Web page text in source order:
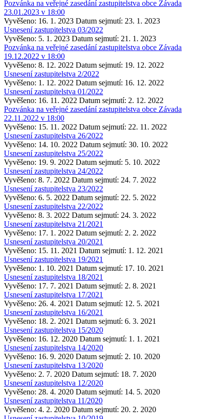
Pozvánka na veřejné zasedání zastupitelstva obce Závada
23.01.2023 v 18:00
Vyvěšeno: 16. 1. 2023 Datum sejmutí: 23. 1. 2023
Usnesení zastupitelstva 03/2022
Vyvěšeno: 5. 1. 2023 Datum sejmutí: 21. 1. 2023
Pozvánka na veřejné zasedání zastupitelstva obce Závada
19.12.2022 v 18:00
Vyvěšeno: 8. 12. 2022 Datum sejmutí: 19. 12. 2022
Usnesení zastupitelstva 2/2022
Vyvěšeno: 1. 12. 2022 Datum sejmutí: 16. 12. 2022
Usnesení zastupitelstva 01/2022
Vyvěšeno: 16. 11. 2022 Datum sejmutí: 2. 12. 2022
Pozvánka na veřejné zasedání zastupitelstva obce Závada
22.11.2022 v 18:00
Vyvěšeno: 15. 11. 2022 Datum sejmutí: 22. 11. 2022
Usnesení zastupitelstva 26/2022
Vyvěšeno: 14. 10. 2022 Datum sejmutí: 30. 10. 2022
Usnesení zastupitelstva 25/2022
Vyvěšeno: 19. 9. 2022 Datum sejmutí: 5. 10. 2022
Usnesení zastupitelstva 24/2022
Vyvěšeno: 8. 7. 2022 Datum sejmutí: 24. 7. 2022
Usnesení zastupitelstva 23/2022
Vyvěšeno: 6. 5. 2022 Datum sejmutí: 22. 5. 2022
Usnesení zastupitelstva 22/2022
Vyvěšeno: 8. 3. 2022 Datum sejmutí: 24. 3. 2022
Usnesení zastupitelstva 21/2021
Vyvěšeno: 17. 1. 2022 Datum sejmutí: 2. 2. 2022
Usnesení zastupitelstva 20/2021
Vyvěšeno: 15. 11. 2021 Datum sejmutí: 1. 12. 2021
Usnesení zastupitelstva 19/2021
Vyvěšeno: 1. 10. 2021 Datum sejmutí: 17. 10. 2021
Usnesení zastupitelstva 18/2021
Vyvěšeno: 17. 7. 2021 Datum sejmutí: 2. 8. 2021
Usnesení zastupitelstva 17/2021
Vyvěšeno: 26. 4. 2021 Datum sejmutí: 12. 5. 2021
Usnesení zastupitelstva 16/2021
Vyvěšeno: 18. 2. 2021 Datum sejmutí: 6. 3. 2021
Usnesení zastupitelstva 15/2020
Vyvěšeno: 16. 12. 2020 Datum sejmutí: 1. 1. 2021
Usnesení zastupitelstva 14/2020
Vyvěšeno: 16. 9. 2020 Datum sejmutí: 2. 10. 2020
Usnesení zastupitelstva 13/2020
Vyvěšeno: 2. 7. 2020 Datum sejmutí: 18. 7. 2020
Usnesení zastupitelstva 12/2020
Vyvěšeno: 28. 4. 2020 Datum sejmutí: 14. 5. 2020
Usnesení zastupitelstva 11/2020
Vyvěšeno: 4. 2. 2020 Datum sejmutí: 20. 2. 2020